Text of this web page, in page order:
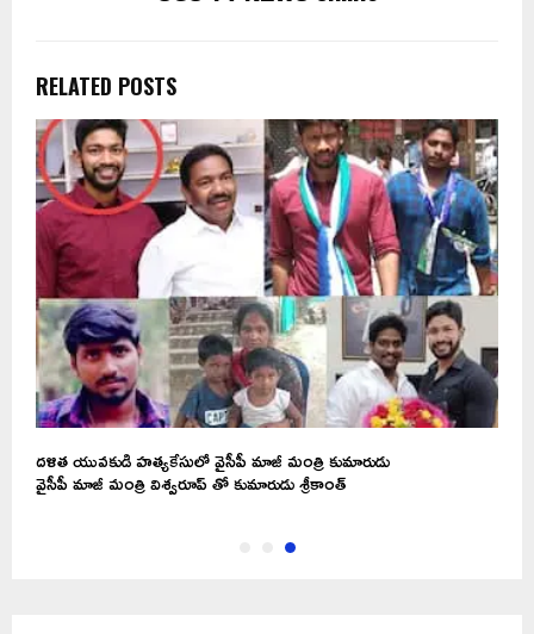
RELATED POSTS
దళిత యువకుడి హత్యకేసులో వైసీపీ మాజీ మంత్రి కుమారుడు
వైసీపీ మాజీ మంత్రి విశ్వ‌రూప్ తో కుమారుడు శ్రీ‌కాంత్‌